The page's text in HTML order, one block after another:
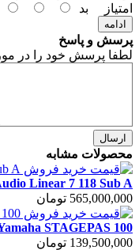
امتیاز
بد
ادامه
پرسش و پاسخ
لطفا پرسش خود را در
ارسال
محصولات مشابه
Linear 7 118 Sub A
565,000,000 تومان
STAGEPAS 100
139,500,000 تومان